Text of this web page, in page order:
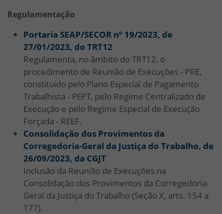
Regulamentação
Portaria SEAP/SECOR nº 19/2023, de
27/01/2023, do TRT12
Regulamenta, no âmbito do TRT12, o
procedimento de Reunião de Execuções - PRE,
constituído pelo Plano Especial de Pagamento
Trabalhista - PEPT, pelo Regime Centralizado de
Execução e pelo Regime Especial de Execução
Forçada - REEF.
Consolidação dos Provimentos da
Corregedoria-Geral da Justiça do Trabalho, de
26/09/2023, da CGJT
Inclusão da Reunião de Execuções na
Consolidação dos Provimentos da Corregedoria-
Geral da Justiça do Trabalho (Seção X, arts. 154 a
177).